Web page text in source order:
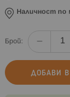
Наличност по
Брой:
ДОБАВИ